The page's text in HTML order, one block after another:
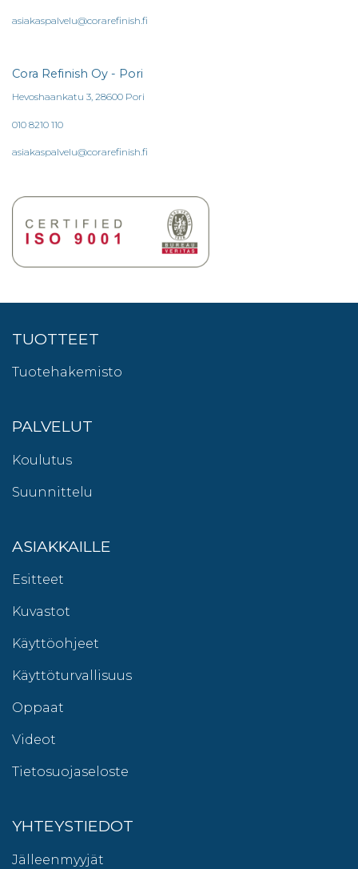
asiakaspalvelu@corarefinish.fi
Cora Refinish Oy - Pori
Hevoshaankatu 3, 28600 Pori
010 8210 110
asiakaspalvelu@corarefinish.fi
TUOTTEET
Tuotehakemisto
PALVELUT
Koulutus
Suunnittelu
ASIAKKAILLE
Esitteet
Kuvastot
Käyttöohjeet
Käyttöturvallisuus
Oppaat
Videot
Tietosuojaseloste
YHTEYSTIEDOT
Jälleenmyyjät